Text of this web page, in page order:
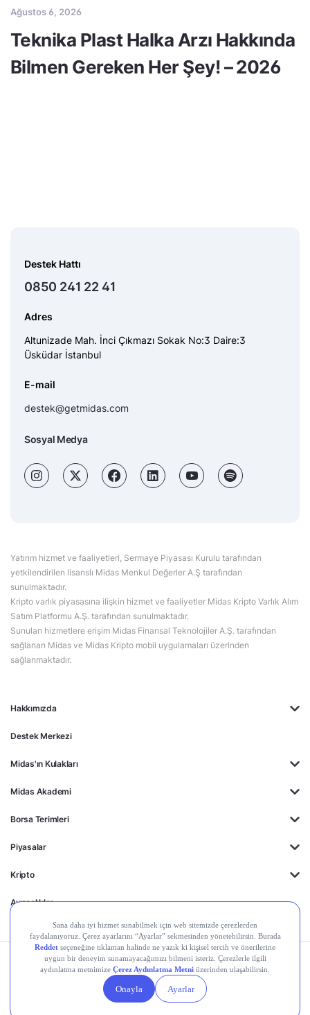
Ağustos 6, 2026
Teknika Plast Halka Arzı Hakkında
Bilmen Gereken Her Şey! – 2026
Hakkımızda
Destek Merkezi
Midas'ın Kulakları
Midas Akademi
Borsa Terimleri
Piyasalar
Kripto
Ayrıcalıklar
Destek Hattı
0850 241 22 41
Adres
Altunizade Mah. İnci Çıkmazı Sokak No:3 Daire:3
Üsküdar İstanbul
E-mail
destek@getmidas.com
Sosyal Medya
Yatırım hizmet ve faaliyetleri, Sermaye Piyasası Kurulu tarafından
yetkilendirilen lisanslı Midas Menkul Değerler A.Ş tarafından
sunulmaktadır.
Kripto varlık piyasasına ilişkin hizmet ve faaliyetler Midas Kripto Varlık Alım
Satım Platformu A.Ş. tarafından sunulmaktadır.
Sunulan hizmetlere erişim Midas Finansal Teknolojiler A.Ş. tarafından
sağlanan Midas ve Midas Kripto mobil uygulamaları üzerinden
sağlanmaktadır.
Kişisel Verilerin
Gizlilik
Politikası
Yasal
Duyurular
Çerez